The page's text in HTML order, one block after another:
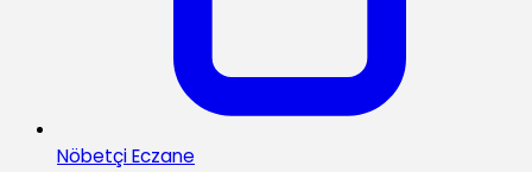
Nöbetçi Eczane